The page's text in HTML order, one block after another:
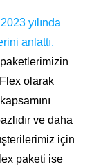
yılında
anlattı.
olarak
ve daha
için
paketi ise